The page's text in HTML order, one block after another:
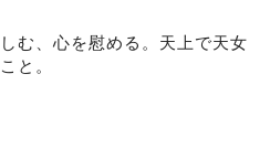
む、心を慰める。天上で天女
と。